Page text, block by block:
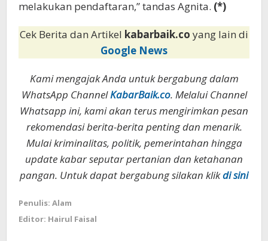
melakukan pendaftaran,” tandas Agnita. (*)
Cek Berita dan Artikel kabarbaik.co yang lain di
Google News
Kami mengajak Anda untuk bergabung dalam
WhatsApp ChannelKabarBaik.co. Melalui Channel
Whatsapp ini, kami akan terus mengirimkan pesan
rekomendasi berita-berita penting dan menarik.
Mulai kriminalitas, politik, pemerintahan hingga
update kabar seputar pertanian dan ketahanan
pangan. Untuk dapat bergabung silakan klikdi sini
Penulis: Alam
Editor: Hairul Faisal